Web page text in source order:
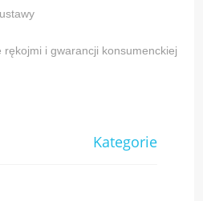
rękojmi i gwarancji konsumenckiej
Kategorie